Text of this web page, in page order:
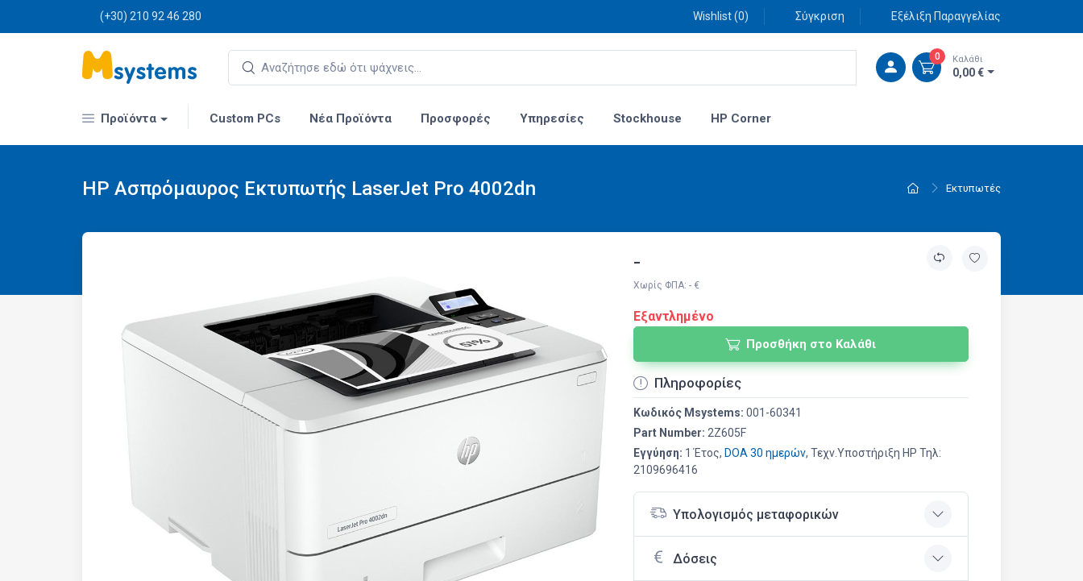
(+30) 210 92 46 280 Wishlist (0) Σύγκριση Εξέλιξη Παραγγελίας
0 Καλάθι
0,00 €
Προϊόντα Custom PCs Νέα Προϊόντα Προσφορές Υπηρεσίες Stockhouse HP Corner
Εκτυπωτές
HP Ασπρόμαυρος Εκτυπωτής LaserJet Pro 4002dn
-
Χωρίς ΦΠΑ: - €
Εξαντλημένο
Προσθήκη στο Καλάθι
Πληροφορίες
Κωδικός Msystems: 001-60341
Part Number: 2Z605F
Εγγύηση: 1 Έτος, DOA 30 ημερών, Τεχν.Υποστήριξη HP Τηλ:
2109696416
Υπολογισμός μεταφορικών
Δόσεις